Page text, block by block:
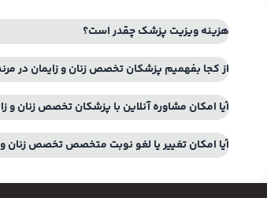
هزینه ویزیت پزشک چقدر است؟
از کجا بفهمیم پزشکان تخصص زنان و زایمان در
آیا امکان مشاوره آنلاین با پزشکان تخصص زنان و
آیا امکان تغییر یا لغو نوبت متخصص تخصص زنان و